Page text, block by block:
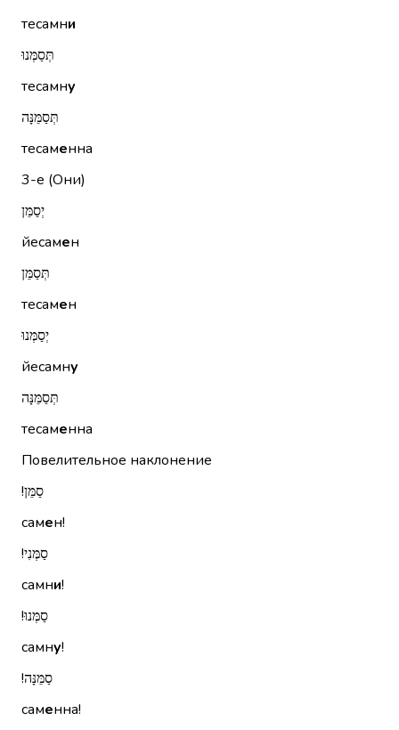
тесамни
תְּסַמְּנוּ
тесамну
תְּסַמֵּנָּה
тесаменна
3-е (Они)
יְסַמֵּן
йесамен
תְּסַמֵּן
тесамен
יְסַמְּנוּ
йесамну
תְּסַמֵּנָּה
тесаменна
Повелительное наклонение
סַמֵּן!‏
самен!
סַמְּנִי!‏
самни!
סַמְּנוּ!‏
самну!
סַמֵּנָּה!‏
саменна!